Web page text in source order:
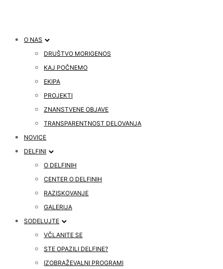
O NAS
DRUŠTVO MORIGENOS
KAJ POČNEMO
EKIPA
PROJEKTI
ZNANSTVENE OBJAVE
TRANSPARENTNOST DELOVANJA
NOVICE
DELFINI
O DELFINIH
CENTER O DELFINIH
RAZISKOVANJE
GALERIJA
SODELUJTE
VČLANITE SE
STE OPAZILI DELFINE?
IZOBRAŽEVALNI PROGRAMI